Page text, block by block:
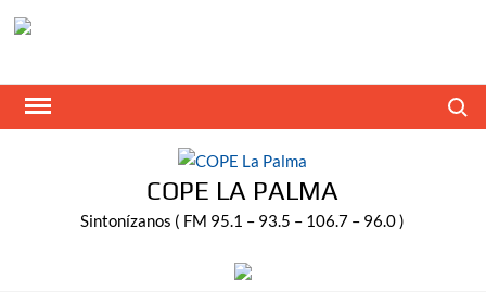
COPE LA PALMA
Sintonízanos ( FM 95.1 – 93.5 – 106.7 – 96.0 )